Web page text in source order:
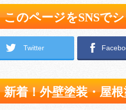
このページをSNSで
Twitter
新着！外壁塗装・屋